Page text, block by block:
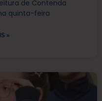
de Contenda
quinta-feira
»